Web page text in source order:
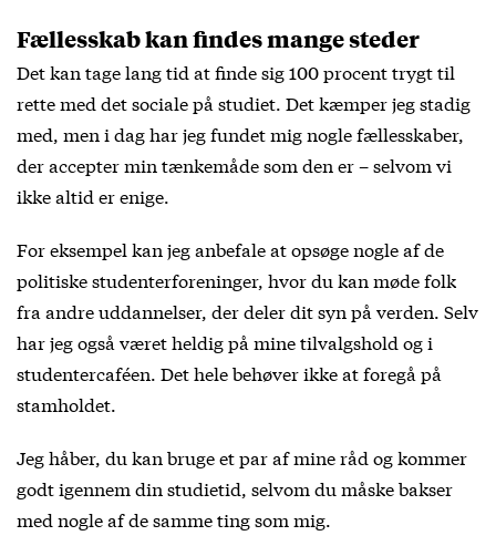
Fællesskab kan findes mange steder
Det kan tage lang tid at finde sig 100 procent trygt til
rette med det sociale på studiet. Det kæmper jeg stadig
med, men i dag har jeg fundet mig nogle fællesskaber,
der accepter min tænkemåde som den er – selvom vi
ikke altid er enige.
For eksempel kan jeg anbefale at opsøge nogle af de
politiske studenterforeninger, hvor du kan møde folk
fra andre uddannelser, der deler dit syn på verden. Selv
har jeg også været heldig på mine tilvalgshold og i
studentercaféen. Det hele behøver ikke at foregå på
stamholdet.
Jeg håber, du kan bruge et par af mine råd og kommer
godt igennem din studietid, selvom du måske bakser
med nogle af de samme ting som mig.